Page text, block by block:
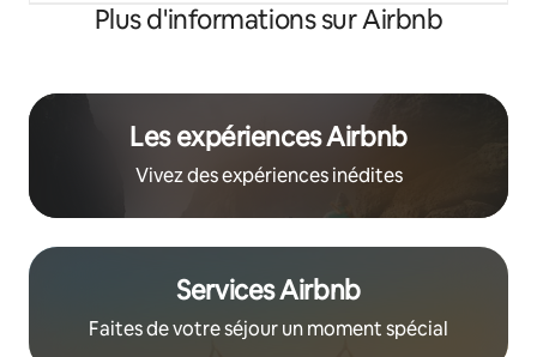
Plus d'informations sur Airbnb
Les expériences Airbnb
Vivez des expériences inédites
Services Airbnb
Faites de votre séjour un moment spécial